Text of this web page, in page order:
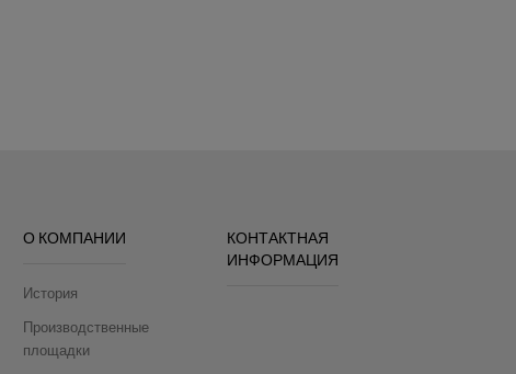
О КОМПАНИИ
История
Производственные
площадки
КОНТАКТНАЯ
ИНФОРМАЦИЯ